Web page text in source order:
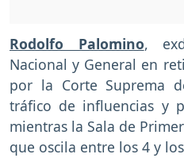
Rodolfo Palomino,
Nacional y General en
por la Corte Suprema
tráfico de influencias y
mientras la Sala de
que oscila entre los 4 y